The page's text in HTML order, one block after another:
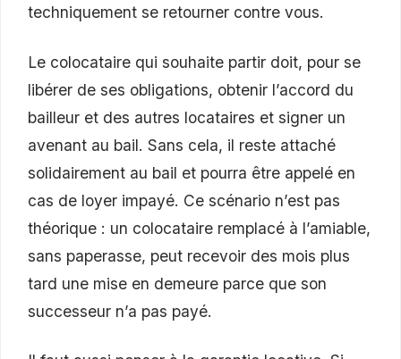
techniquement se retourner contre vous.
Le colocataire qui souhaite partir doit, pour se
libérer de ses obligations, obtenir l’accord du
bailleur et des autres locataires et signer un
avenant au bail. Sans cela, il reste attaché
solidairement au bail et pourra être appelé en
cas de loyer impayé. Ce scénario n’est pas
théorique : un colocataire remplacé à l’amiable,
sans paperasse, peut recevoir des mois plus
tard une mise en demeure parce que son
successeur n’a pas payé.